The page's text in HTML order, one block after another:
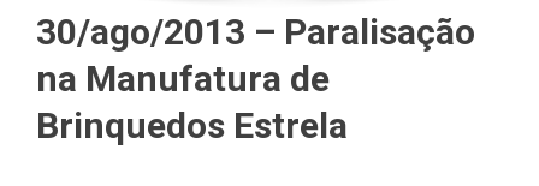
30/ago/2013 – Paralisação
na Manufatura de
Brinquedos Estrela